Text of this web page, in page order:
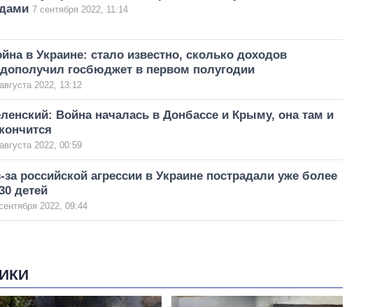
7 сентября 2022, 11:14
в Украине: стало известно, сколько доходов
госбюджет в первом полугодии
2022, 13:12
Война началась в Донбассе и Крыму, она там и
2022, 00:59
за российской агрессии в Украине пострадали уже более
детей
2022, 09:44